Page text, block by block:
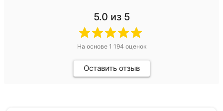
5.0 из 5
На основе 1 194 оценок
Оставить отзыв